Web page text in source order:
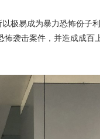
极易成为暴力恐怖份子
袭击案件，并造成成百